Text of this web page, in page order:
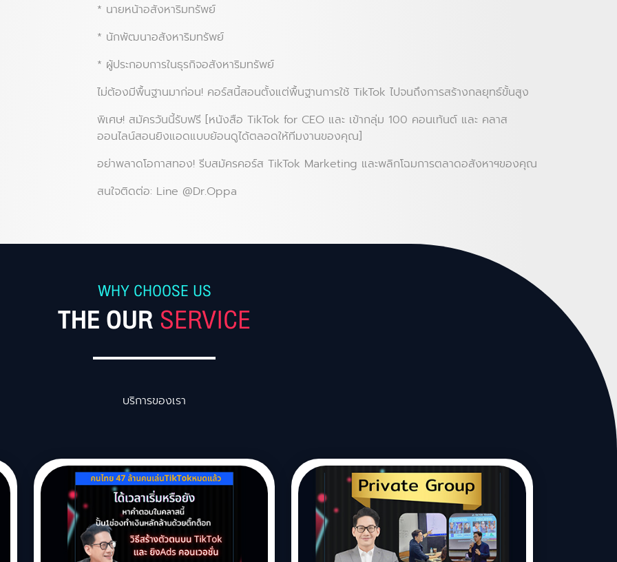
* นายหน้าอสังหาริมทรัพย์
* นักพัฒนาอสังหาริมทรัพย์
* ผู้ประกอบการในธุรกิจอสังหาริมทรัพย์
ไม่ต้องมีพื้นฐานมาก่อน! คอร์สนี้สอนตั้งแต่พื้นฐานการใช้ TikTok ไปจนถึงการสร้างกลยุทธ์ขั้นสูง
พิเศษ! สมัครวันนี้รับฟรี [หนังสือ TikTok for CEO และ เข้ากลุ่ม 100 คอนเท้นต์ และ คลาส
ออนไลน์สอนยิงแอดแบบย้อนดูได้ตลอดให้ทีมงานของคุณ]
อย่าพลาดโอกาสทอง! รีบสมัครคอร์ส TikTok Marketing และพลิกโฉมการตลาดอสังหาฯของคุณ
สนใจติดต่อ: Line @Dr.Oppa
WHY CHOOSE US
THE OURSERVICE
บริการของเรา